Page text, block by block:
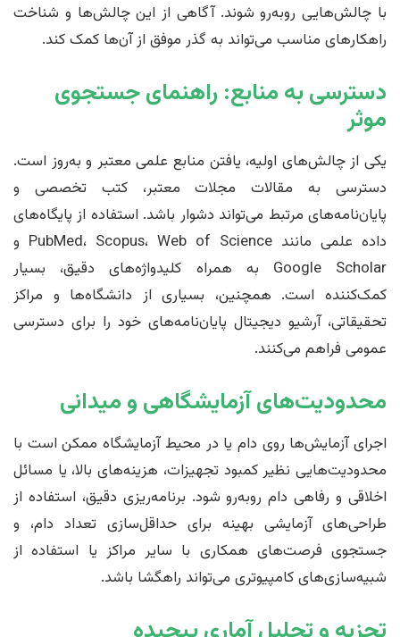
با چالش‌هایی روبه‌رو شوند. آگاهی از این چالش‌ها و شناخت
راهکارهای مناسب می‌تواند به گذر موفق از آن‌ها کمک کند.
دسترسی به منابع: راهنمای جستجوی
موثر
یکی از چالش‌های اولیه، یافتن منابع علمی معتبر و به‌روز است.
دسترسی به مقالات مجلات معتبر، کتب تخصصی و
پایان‌نامه‌های مرتبط می‌تواند دشوار باشد. استفاده از پایگاه‌های
داده علمی مانند PubMed، Scopus، Web of Science و
Google Scholar به همراه کلیدواژه‌های دقیق، بسیار
کمک‌کننده است. همچنین، بسیاری از دانشگاه‌ها و مراکز
تحقیقاتی، آرشیو دیجیتال پایان‌نامه‌های خود را برای دسترسی
عمومی فراهم می‌کنند.
محدودیت‌های آزمایشگاهی و میدانی
اجرای آزمایش‌ها روی دام یا در محیط آزمایشگاه ممکن است با
محدودیت‌هایی نظیر کمبود تجهیزات، هزینه‌های بالا، یا مسائل
اخلاقی و رفاهی دام روبه‌رو شود. برنامه‌ریزی دقیق، استفاده از
طراحی‌های آزمایشی بهینه برای حداقل‌سازی تعداد دام، و
جستجوی فرصت‌های همکاری با سایر مراکز یا استفاده از
شبیه‌سازی‌های کامپیوتری می‌تواند راهگشا باشد.